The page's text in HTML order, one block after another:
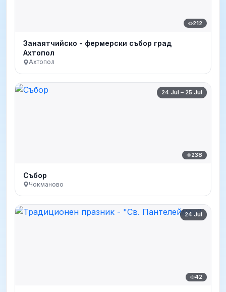
212
Занаятчийско - фермерски събор град
Ахтопол
Ахтопол
24 Jul – 25 Jul
238
Събор
Чокманово
24 Jul
42